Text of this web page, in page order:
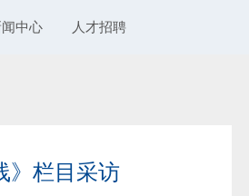
中心 人才招聘
》栏目采访